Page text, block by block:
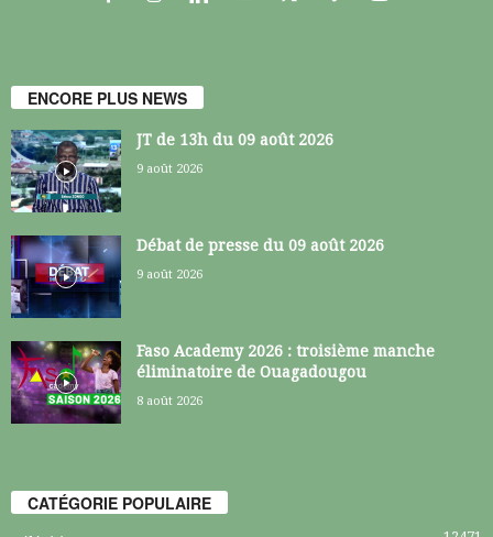
ENCORE PLUS NEWS
JT de 13h du 09 août 2026
9 août 2026
Débat de presse du 09 août 2026
9 août 2026
Faso Academy 2026 : troisième manche
éliminatoire de Ouagadougou
8 août 2026
CATÉGORIE POPULAIRE